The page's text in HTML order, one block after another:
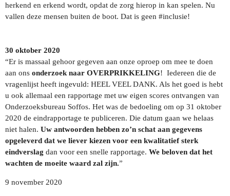
herkend en erkend wordt, opdat de zorg hierop in kan spelen. Nu
vallen deze mensen buiten de boot. Dat is geen #inclusie!
30 oktober 2020
“Er is massaal gehoor gegeven aan onze oproep om mee te doen
aan ons onderzoek naar OVERPRIKKELING! Iedereen die de
vragenlijst heeft ingevuld: HEEL VEEL DANK. Als het goed is hebt
u ook allemaal een rapportage met uw eigen scores ontvangen van
Onderzoeksbureau Soffos. Het was de bedoeling om op 31 oktober
2020 de eindrapportage te publiceren. Die datum gaan we helaas
niet halen. Uw antwoorden hebben zo’n schat aan gegevens
opgeleverd dat we liever kiezen voor een kwalitatief sterk
eindverslag dan voor een snelle rapportage. We beloven dat het
wachten de moeite waard zal zijn.”
9 november 2020